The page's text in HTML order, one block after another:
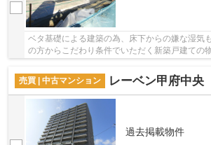
ベタ基礎による建築の為、床下からの嫌な湿気
の方からこだわり条件でいただく新築戸建ての
売買 | 中古マンション
レーベン甲府中
過去掲載物件